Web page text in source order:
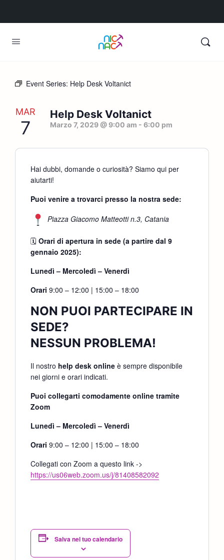
Event Series: Help Desk Voltanict
MAR
7
Help Desk Voltanict
Marzo 7, 2029 @ 9:00 am - 6:00 pm
Hai dubbi, domande o curiosità? Siamo qui per
aiutarti!
Puoi venire a trovarci presso la nostra sede:
Piazza Giacomo Matteotti n.3, Catania
🗓 Orari di apertura in sede (a partire dal 9
gennaio 2025):
Lunedì – Mercoledì – Venerdì
Orari 9:00 – 12:00 | 15:00 – 18:00
NON PUOI PARTECIPARE IN
SEDE?
NESSUN PROBLEMA!
Il nostro help desk online è sempre disponibile
nei giorni e orari indicati.
Puoi collegarti comodamente online tramite
Zoom
Lunedì – Mercoledì – Venerdì
Orari 9:00 – 12:00 | 15:00 – 18:00
Collegati con Zoom a questo link ->
https://us06web.zoom.us/j/81408582092
Salva nel tuo calendario